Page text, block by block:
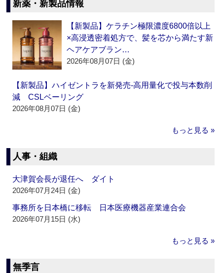
新薬・新製品情報
【新製品】ケラチン極限濃度6800倍以上
×高浸透密着処方で、髪を芯から満たす新
ヘアケアブラン…
2026年08月07日 (金)
【新製品】ハイゼントラを新発売‐高用量化で投与本数削
減 CSLベーリング
2026年08月07日 (金)
もっと見る »
人事・組織
大津賀会長が退任へ ダイト
2026年07月24日 (金)
事務所を日本橋に移転 日本医療機器産業連合会
2026年07月15日 (水)
もっと見る »
無季言